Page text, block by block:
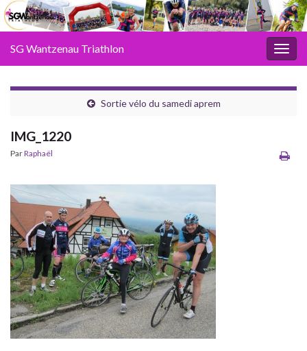
SG Wantzenau Triathlon
Sortie vélo du samedi aprem
IMG_1220
ParRaphaël